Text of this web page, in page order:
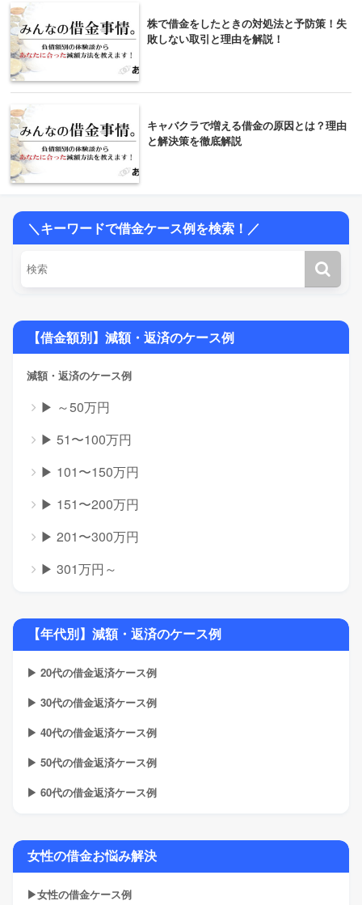
株で借金をしたときの対処法と予防策！失
敗しない取引と理由を解説！
キャバクラで増える借金の原因とは？理由
と解決策を徹底解説
＼キーワードで借金ケース例を検索！／
【借金額別】減額・返済のケース例
減額・返済のケース例
▶ ～50万円
▶ 51〜100万円
▶ 101〜150万円
▶ 151〜200万円
▶ 201〜300万円
▶ 301万円～
【年代別】減額・返済のケース例
▶ 20代の借金返済ケース例
▶ 30代の借金返済ケース例
▶ 40代の借金返済ケース例
▶ 50代の借金返済ケース例
▶ 60代の借金返済ケース例
女性の借金お悩み解決
▶女性の借金ケース例